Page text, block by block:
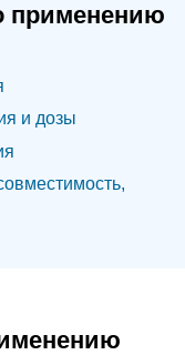
применению
и дозы